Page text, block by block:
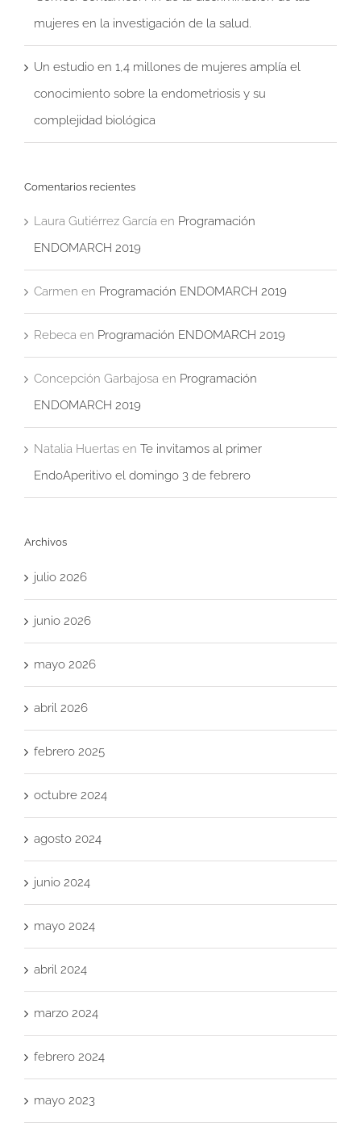
mujeres en la investigación de la salud.
Un estudio en 1,4 millones de mujeres amplía el
conocimiento sobre la endometriosis y su
complejidad biológica
Comentarios recientes
Laura Gutiérrez García en Programación
ENDOMARCH 2019
Carmen en Programación ENDOMARCH 2019
Rebeca en Programación ENDOMARCH 2019
Concepción Garbajosa en Programación
ENDOMARCH 2019
Natalia Huertas en Te invitamos al primer
EndoAperitivo el domingo 3 de febrero
Archivos
julio 2026
junio 2026
mayo 2026
abril 2026
febrero 2025
octubre 2024
agosto 2024
junio 2024
mayo 2024
abril 2024
marzo 2024
febrero 2024
mayo 2023